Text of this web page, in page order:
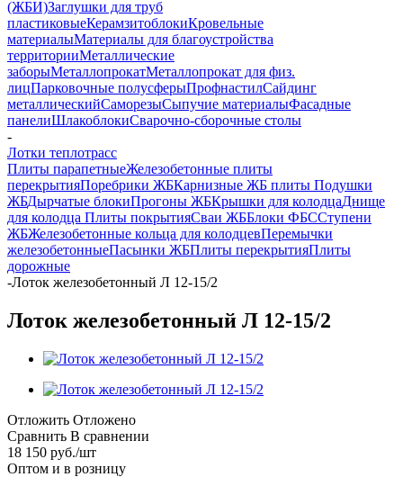
(ЖБИ)Заглушки для труб
пластиковыеКерамзитоблокиКровельные
материалыМатериалы для благоустройства
территорииМеталлические
заборыМеталлопрокатМеталлопрокат для физ.
лицПарковочные полусферыПрофнастилСайдинг
металлическийСаморезыСыпучие материалыФасадные
панелиШлакоблокиСварочно-сборочные столы
-
Лотки теплотрасс
Плиты парапетныеЖелезобетонные плиты
перекрытияПоребрики ЖБКарнизные ЖБ плиты Подушки
ЖБДырчатые блокиПрогоны ЖБКрышки для колодцаДнище
для колодца Плиты покрытияСваи ЖББлоки ФБССтупени
ЖБЖелезобетонные кольца для колодцевПеремычки
железобетонныеПасынки ЖБПлиты перекрытияПлиты
дорожные
-Лоток железобетонный Л 12-15/2
Лоток железобетонный Л 12-15/2
Отложить Отложено
Сравнить В сравнении
18 150 руб./шт
Оптом и в розницу